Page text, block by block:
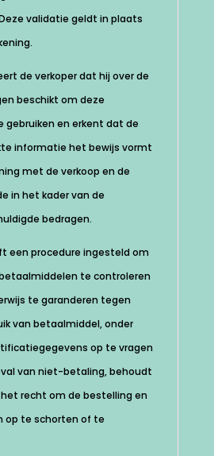
validatie geldt in plaats
de verkoper dat hij over de
beschikt om deze
gebruiken en erkent dat de
informatie het bewijs vormt
met de verkoop en de
in het kader van de
bedragen.
een procedure ingesteld om
te controleren
te garanderen tegen
van betaalmiddel, onder
op te vragen
van niet-betaling, behoudt
recht om de bestelling en
op te schorten of te